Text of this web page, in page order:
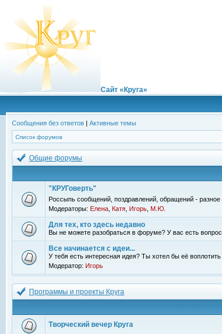
Сайт «Круга»
Сообщения без ответов | Активные темы
Список форумов
Общие форумы
"КРУГоверть"
Россыпь сообщений, поздравлений, обращений - разное
Модераторы: Елена Катя Игорь М.Ю.
Для тех, кто здесь недавно
Вы не можете разобраться в форуме? У вас есть
Все начинается с идеи...
У тебя есть интересная идея? Ты хотел бы её
Модератор: Игорь
Программы и проекты Круга
Творческий вечер Круга